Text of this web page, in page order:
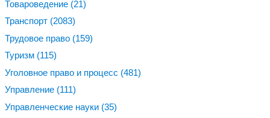
Товароведение (21)
Транспорт (2083)
Трудовое право (159)
Туризм (115)
Уголовное право и процесс (481)
Управление (111)
Управленческие науки (35)